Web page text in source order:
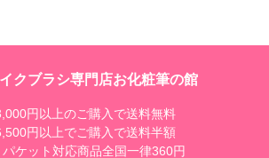
クブラシ専門店お化粧筆の館
円以上のご購入で送料無料
円以上でご購入で送料半額
パケット対応商品全国一律360円